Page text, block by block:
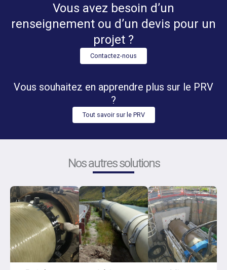
Vous avez besoin d’un
renseignement ou d’un devis pour un
projet ?
Contactez-nous
Vous souhaitez en apprendre plus sur le PRV
?
Tout savoir sur le PRV
Nos autres solutions